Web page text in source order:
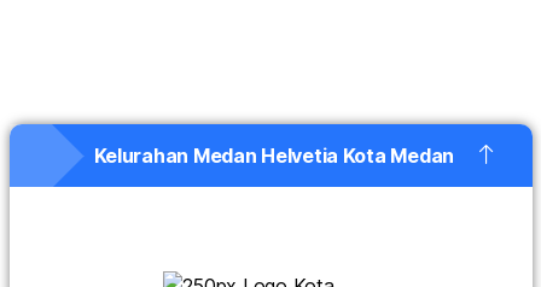
Kelurahan Medan Helvetia Kota Medan